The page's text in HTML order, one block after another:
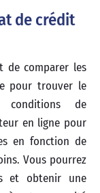
de crédit
de comparer les
pour trouver le
de
en ligne pour
en fonction de
Vous pourrez
et obtenir une